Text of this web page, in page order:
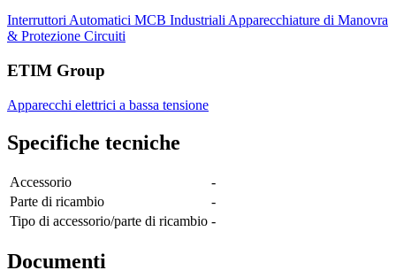
Interruttori Automatici MCB Industriali Apparecchiature di Manovra
& Protezione Circuiti
ETIM Group
Apparecchi elettrici a bassa tensione
Specifiche tecniche
Accessorio
-
Parte di ricambio
-
Tipo di accessorio/parte di ricambio -
Documenti